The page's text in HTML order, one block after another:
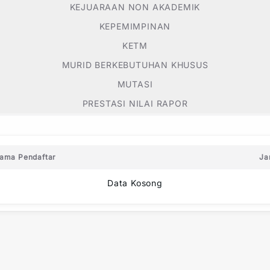
KEJUARAAN NON AKADEMIK
KEPEMIMPINAN
KETM
MURID BERKEBUTUHAN KHUSUS
MUTASI
PRESTASI NILAI RAPOR
Pendaftar
Data Kosong